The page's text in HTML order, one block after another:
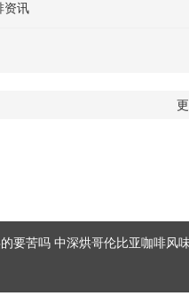
资讯
更
要苦吗 中深烘哥伦比亚咖啡风